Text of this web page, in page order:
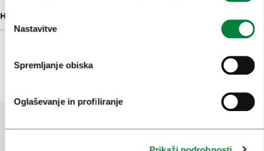
Nastavitve
Spremljanje obiska
Oglaševanje in profiliranje
HOSTEL
Pomagajte nam izboljšati spletno